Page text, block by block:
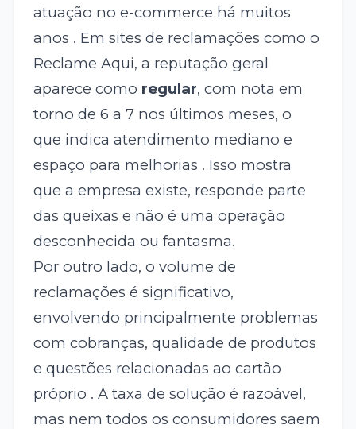
atuação no e-commerce há muitos
anos . Em sites de reclamações como o
Reclame Aqui, a reputação geral
aparece como regular, com nota em
torno de 6 a 7 nos últimos meses, o
que indica atendimento mediano e
espaço para melhorias . Isso mostra
que a empresa existe, responde parte
das queixas e não é uma operação
desconhecida ou fantasma.
Por outro lado, o volume de
reclamações é significativo,
envolvendo principalmente problemas
com cobranças, qualidade de produtos
e questões relacionadas ao cartão
próprio . A taxa de solução é razoável,
mas nem todos os consumidores saem